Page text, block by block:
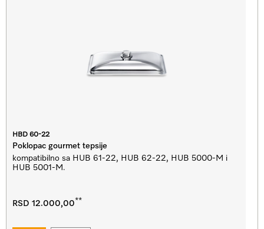
HBD 60-22
Poklopac gourmet tepsije
kompatibilno sa HUB 61-22, HUB 62-22, HUB 5000-M i
HUB 5001-M.
RSD 12.000,00**